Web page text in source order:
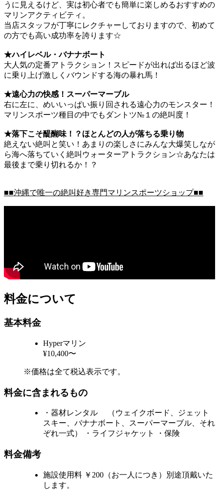
うに見えるけど、実は初心者でも簡単に楽しめるおすすめの
マリンアクティビティ。
当店スタッフが丁寧にレクチャーしておりますので、初めて
の方でも高い成功率を誇ります☆
★ハイレベル・バナナボート
大人気の定番アトラクション！スピードが出れば出るほど波
に乗り上げ激しくバウンドする海の暴れ馬！
★遠心力の快感！スーパーマーブル
右に左に、めいいっぱい振り回される遠心力のモンスター！
マリンスポーツ種目の中でもダントツ№１の絶叫度！
★落下こそ醍醐味！？ほとんどの人が落ちる乗り物
絶えない絶叫と笑い！あまりの楽しさにみんな大爆笑しなが
ら海へ落ちていく絶叫ウォーターアトラクション☆あなたは
最後まで乗り切れるか！？
■■沖縄で唯一の絶叫好き専門マリンスポーツショップ■■
料金について
基本料金
Hyperマリン
¥10,400〜
※価格は全て税込表示です。
料金に含まれるもの
・器材レンタル （ウェイクボード、ジェット
スキー、バナナボート、スーパーマーブル、それ
ぞれ一式） ・ライフジャケット ・保険
料金備考
施設使用料 ￥200（お一人につき）別途頂戴いた
します。